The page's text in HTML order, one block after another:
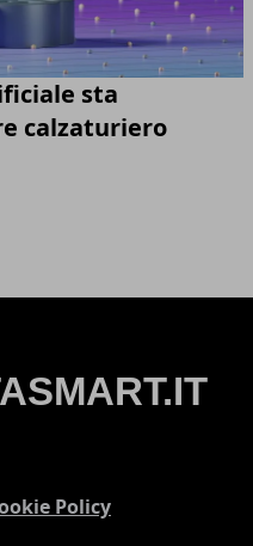
sta
calzaturiero
Policy